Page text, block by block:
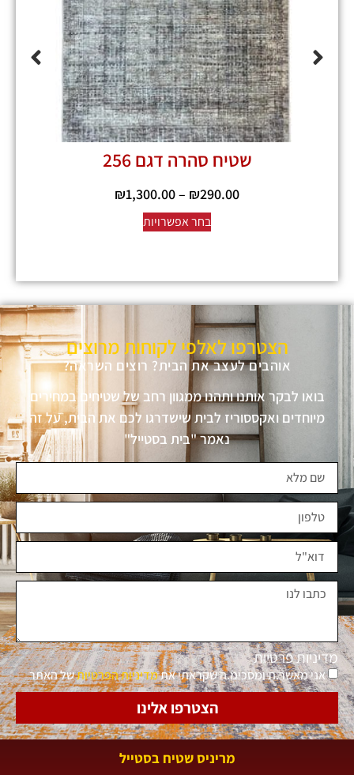
שטיח סהרה דגם 256
₪290.00
–
₪1,300.00
בחר אפשרויות
הצטרפו לאלפי לקוחות מרוצים
אוהבים לעצב את הבית? רוצים השראה?
בואו לבקר אותנו ותהנו ממגוון רחב של שטיחים במחירים
מיוחדים ואקססוריז לבית שישדרגו לכם את הבית, על זה
נאמר "בית בסטייל"
מדיניות פרטיות
אני מאשר.ת ומסכימ.ה שקראתי אתמדיניות הפרטיותשל האתר
הצטרפו אלינו
מריניס שטיח בסטייל